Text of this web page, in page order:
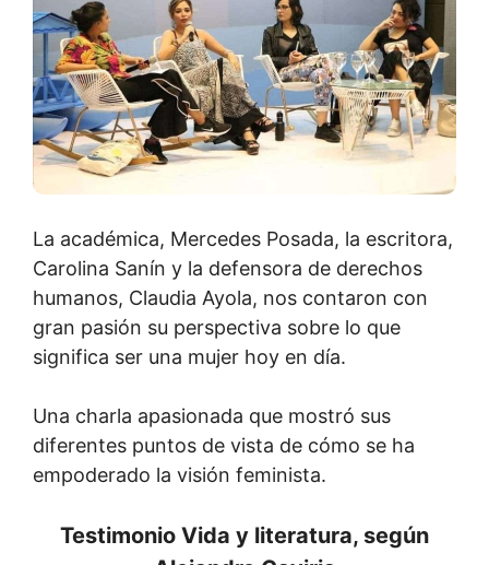
La académica, Mercedes Posada, la escritora,
Carolina Sanín y la defensora de derechos
humanos, Claudia Ayola, nos contaron con
gran pasión su perspectiva sobre lo que
significa ser una mujer hoy en día.
Una charla apasionada que mostró sus
diferentes puntos de vista de cómo se ha
empoderado la visión feminista.
Testimonio Vida y literatura, según